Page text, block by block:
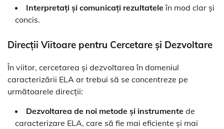
Interpretați și comunicați rezultateleîn mod clar și
concis.
Direcții Viitoare pentru Cercetare și Dezvoltare
În viitor, cercetarea și dezvoltarea în domeniul
caracterizării ELA ar trebui să se concentreze pe
următoarele direcții:
Dezvoltarea de noi metode și instrumente de
caracterizare ELA, care să fie mai eficiente și mai